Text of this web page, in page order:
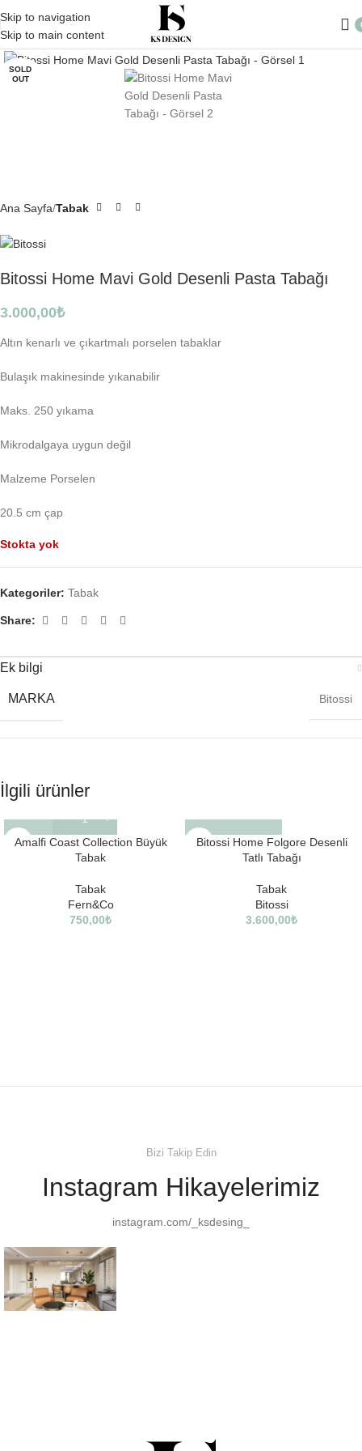
Skip to navigation
Skip to main content
SOLD
OUT
Click to enlarge
Ana Sayfa Tabak
Bitossi Home Mavi Gold Desenli Pasta Tabağı
3.000,00₺
Altın kenarlı ve çıkartmalı porselen tabaklar
Bulaşık makinesinde yıkanabilir
Maks. 250 yıkama
Mikrodalgaya uygun değil
Malzeme Porselen
20.5 cm çap
Stokta yok
Kategoriler: Tabak
Share:
Ek bilgi
MARKA Bitossi
İlgili ürünler
Amalfi Coast Collection Büyük
Tabak
Tabak
Fern&Co
750,00₺
Bitossi Home Folgore Desenli
Tatlı Tabağı
Tabak
Bitossi
3.600,00₺
Bizi Takip Edin
Instagram Hikayelerimiz
instagram.com/_ksdesing_